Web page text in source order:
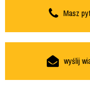
Masz
wyślij